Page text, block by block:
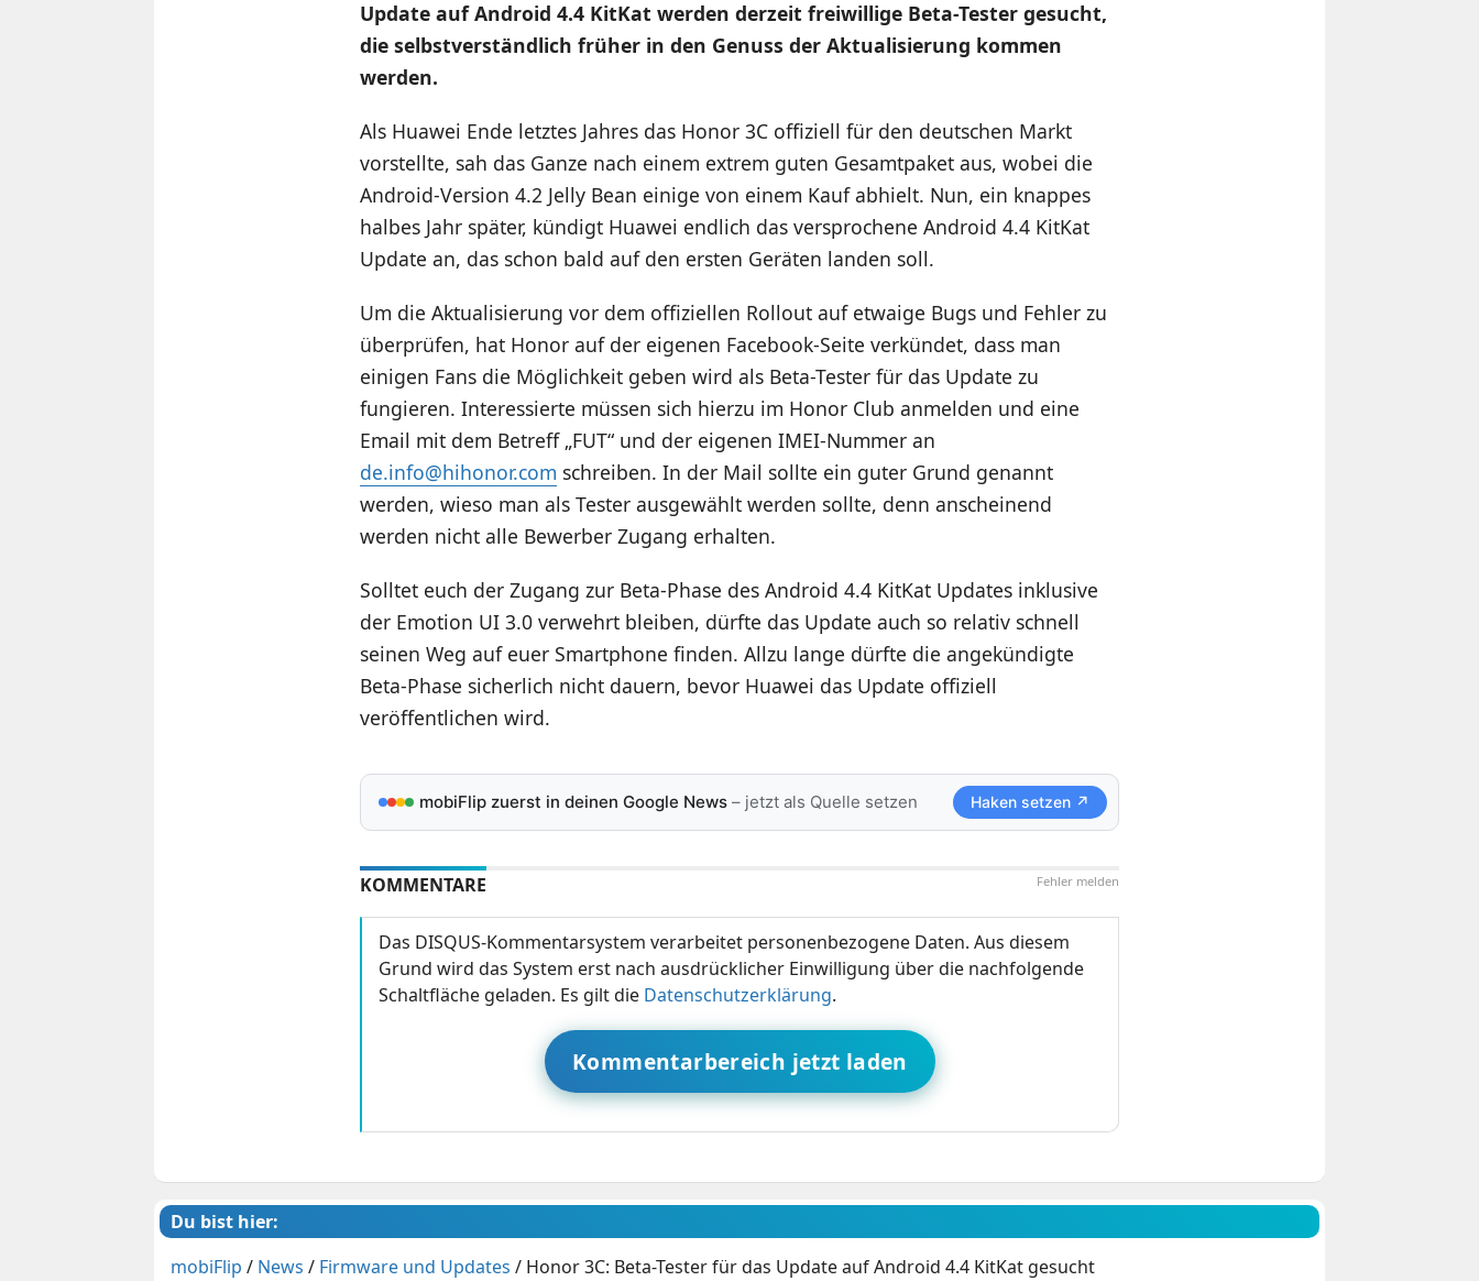
Update auf Android 4.4 KitKat werden derzeit freiwillige Beta-Tester gesucht,
die selbstverständlich früher in den Genuss der Aktualisierung kommen
werden.
Als Huawei Ende letztes Jahres das Honor 3C offiziell für den deutschen Markt
vorstellte, sah das Ganze nach einem extrem guten Gesamtpaket aus, wobei die
Android-Version 4.2 Jelly Bean einige von einem Kauf abhielt. Nun, ein knappes
halbes Jahr später, kündigt Huawei endlich das versprochene Android 4.4 KitKat
Update an, das schon bald auf den ersten Geräten landen soll.
Um die Aktualisierung vor dem offiziellen Rollout auf etwaige Bugs und Fehler zu
überprüfen, hat Honor auf der eigenen Facebook-Seite verkündet, dass man
einigen Fans die Möglichkeit geben wird als Beta-Tester für das Update zu
fungieren. Interessierte müssen sich hierzu im Honor Club anmelden und eine
Email mit dem Betreff „FUT“ und der eigenen IMEI-Nummer an
de.info@hihonor.com schreiben. In der Mail sollte ein guter Grund genannt
werden, wieso man als Tester ausgewählt werden sollte, denn anscheinend
werden nicht alle Bewerber Zugang erhalten.
Solltet euch der Zugang zur Beta-Phase des Android 4.4 KitKat Updates inklusive
der Emotion UI 3.0 verwehrt bleiben, dürfte das Update auch so relativ schnell
seinen Weg auf euer Smartphone finden. Allzu lange dürfte die angekündigte
Beta-Phase sicherlich nicht dauern, bevor Huawei das Update offiziell
veröffentlichen wird.
mobiFlip zuerst in deinen Google News– jetzt als Quelle setzen Haken setzen ↗
Fehler melden
KOMMENTARE
Das DISQUS-Kommentarsystem verarbeitet personenbezogene Daten. Aus diesem
Grund wird das System erst nach ausdrücklicher Einwilligung über die nachfolgende
Schaltfläche geladen. Es gilt die Datenschutzerklärung.
Kommentarbereich jetzt laden
Du bist hier:
mobiFlip / News / Firmware und Updates / Honor 3C: Beta-Tester für das Update auf Android 4.4 KitKat gesucht